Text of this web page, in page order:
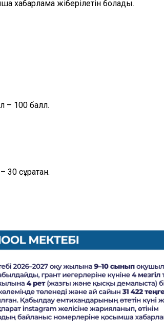
хабарлама жіберілетін болады.
– 100 балл.
сұрақтан.